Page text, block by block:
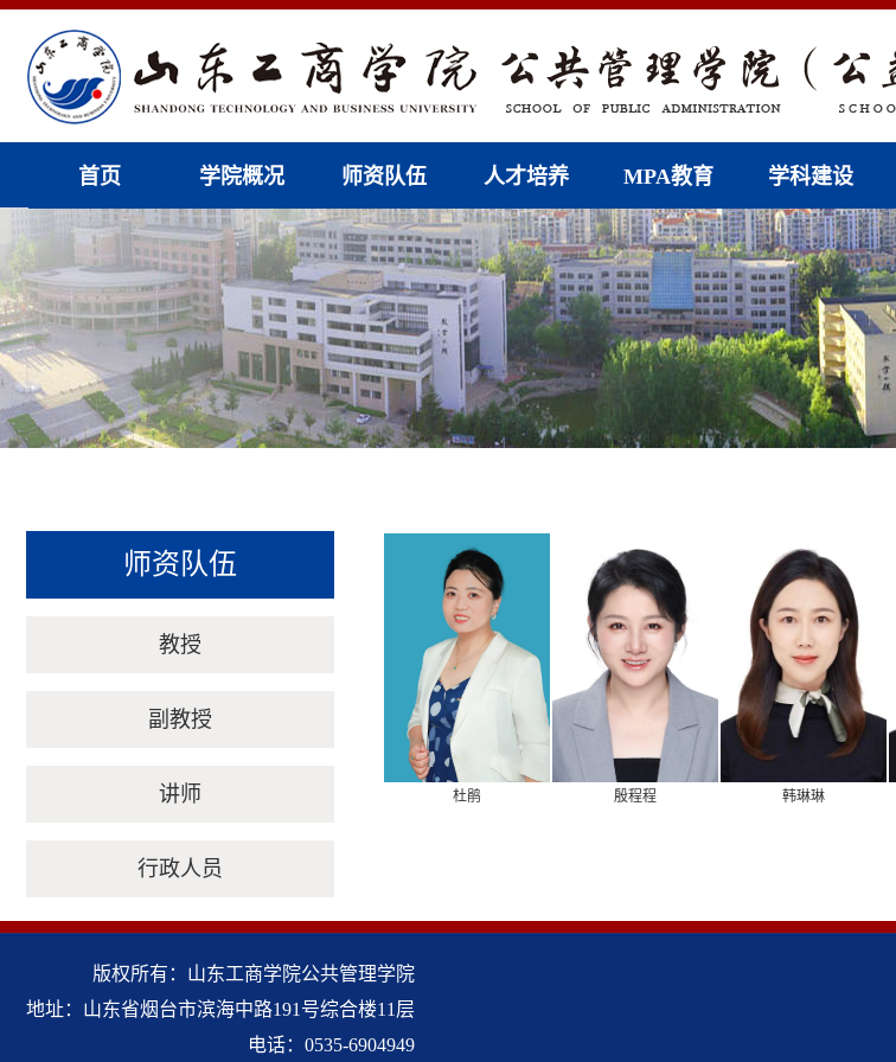
首页 学院概况 师资队伍 人才培养 MPA教育 学科建设
师资队伍
教授
副教授
讲师
行政人员
杜鹃 殷程程 韩琳琳
版权所有：山东工商学院公共管理学院
地址：山东省烟台市滨海中路191号综合楼11层
电话：0535-6904949